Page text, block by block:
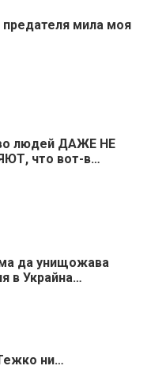
мила моя
людей ДАЖЕ НЕ
что вот-в…
да унищожава
в Украйна…
ни…